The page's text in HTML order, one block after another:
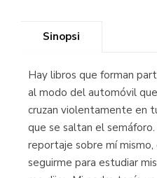
Sinopsi
Hay libros que forman
al modo del automóvil
cruzan violentamente en
que se saltan el
reportaje sobre mí
seguirme para estudiar